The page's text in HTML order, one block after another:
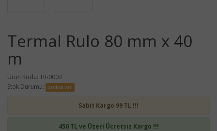
Termal Rulo 80 mm x 40
m
Ürün Kodu: TR-0003
Stok Durumu:
Stokta var
Sabit Kargo 99 TL !!!
450 TL ve Üzeri Ücretsiz Kargo !!!